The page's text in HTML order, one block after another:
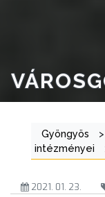
Gyöngyös >
intézményei
2021. 01. 23.